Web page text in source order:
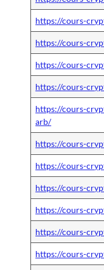
https://cours-
https://cours-
https://cours-
https://cours-
https://cours-
arb/
https://cours-
https://cours-
https://cours-
https://cours-
https://cours-
https://cours-